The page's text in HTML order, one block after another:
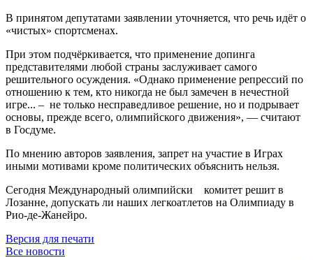
В принятом депутатами заявлении уточняется, что речь идёт о
«чистых» спортсменах.
При этом подчёркивается, что применение допинга
представителями любой страны заслуживает самого
решительного осуждения. «Однако применение репрессий по
отношению к тем, кто никогда не был замечен в нечестной
игре... – не только несправедливое решение, но и подрывает
основы, прежде всего, олимпийского движения», — считают
в Госдуме.
По мнению авторов заявления, запрет на участие в Играх
иными мотивами кроме политических объяснить нельзя.
Сегодня Международный олимпийски комитет решит в
Лозанне, допускать ли наших легкоатлетов на Олимпиаду в
Рио-де-Жанейро.
Версия для печати
Все новости